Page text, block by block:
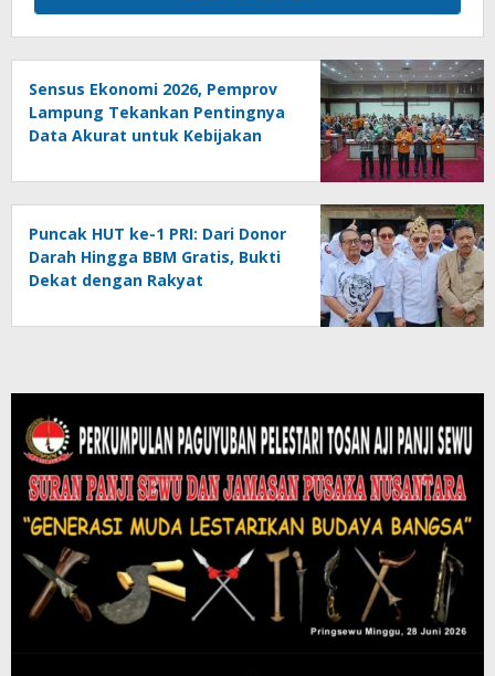
Sensus Ekonomi 2026, Pemprov
Lampung Tekankan Pentingnya
Data Akurat untuk Kebijakan
Puncak HUT ke-1 PRI: Dari Donor
Darah Hingga BBM Gratis, Bukti
Dekat dengan Rakyat